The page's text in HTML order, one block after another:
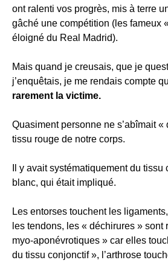
ont ralenti vos progrès, mis à terre
gâché une compétition (les fameux
éloigné du Real Madrid).
Mais quand je creusais, que je
j’enquêtais, je me rendais compte
rarement la victime.
Quasiment personne ne s’abîmait
tissu rouge de notre corps.
Il y avait systématiquement du
blanc, qui était impliqué.
Les entorses touchent les
les tendons, les « déchirures »
myo-aponévrotiques » car elles
du tissu conjonctif », l’arthrose